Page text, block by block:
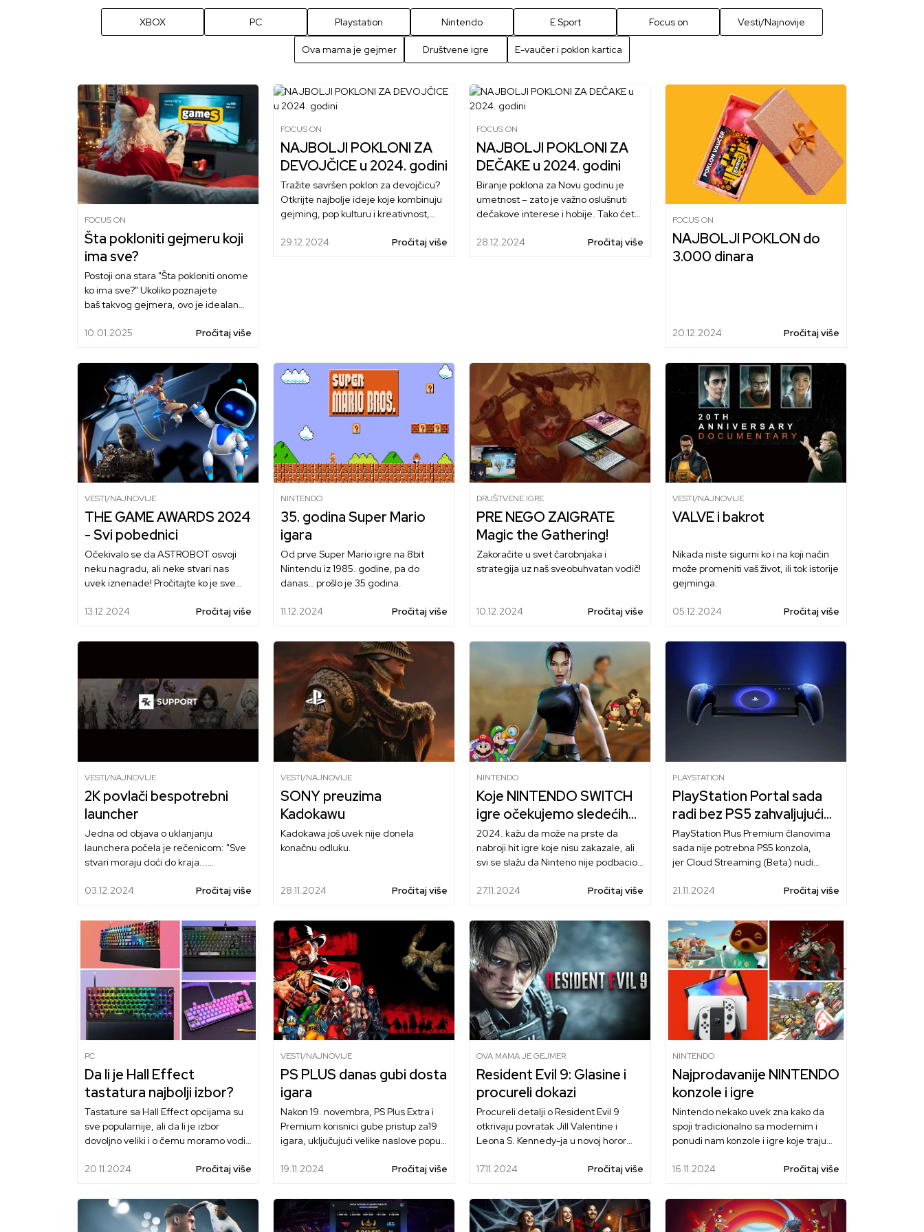
XBOX PC Playstation Nintendo E Sport Focus on Vesti/Najnovije
Ova mama je gejmer Društvene igre E-vaučer i poklon kartica
FOCUS ON
Šta pokloniti gejmeru koji
ima sve?
Postoji ona stara "Šta pokloniti onome
ko ima sve?" Ukoliko poznajete
baš takvog gejmera, ovo je idealan
10.01.2025
Pročitaj više
FOCUS ON
NAJBOLJI POKLONI ZA
DEVOJČICE u 2024. godini
Tražite savršen poklon za devojčicu?
Otkrijte najbolje ideje koje kombinuju
gejming, pop kulturu i kreativnost,
izboru koji će zadovoljiti svaki interes i
29.12.2024 Pročitaj više
FOCUS ON
NAJBOLJI POKLONI ZA
DEČAKE u 2024. godini
Biranje poklona za Novu godinu je
umetnost – zato je važno oslušnuti
dečakove interese i hobije. Tako ćete
duže od praznika.
28.12.2024 Pročitaj više
FOCUS ON
NAJBOLJI POKLON do
3.000 dinara
20.12.2024 Pročitaj više
VESTI/NAJNOVIJE
THE GAME AWARDS 2024
- Svi pobednici
Očekivalo se da ASTROBOT osvoji
neku nagradu, ali neke stvari nas
uvek iznenade! Pročitajte ko je sve
13.12.2024
Pročitaj više
NINTENDO
35. godina Super Mario
igara
Od prve Super Mario igre na 8bit
Nintendu iz 1985. godine, pa do
danas… prošlo je 35 godina.
11.12.2024 Pročitaj više
DRUŠTVENE IGRE
PRE NEGO ZAIGRATE
Magic the Gathering!
Zakoračite u svet čarobnjaka i
strategija uz naš sveobuhvatan vodič!
10.12.2024 Pročitaj više
VESTI/NAJNOVIJE
VALVE i bakrot
Nikada niste sigurni ko i na koji način
može promeniti vaš život, ili tok istorije
gejminga.
05.12.2024 Pročitaj više
VESTI/NAJNOVIJE
2K povlači bespotrebni
launcher
Jedna od objava o uklanjanju
launchera počela je rečenicom: "Sve
stvari moraju doći do kraja...
03.12.2024
Pročitaj više
VESTI/NAJNOVIJE
SONY preuzima
Kadokawu
Kadokawa još uvek nije donela
konačnu odluku.
28.11.2024 Pročitaj više
NINTENDO
Koje NINTENDO SWITCH
igre očekujemo sledećih
par meseci?
2024. kažu da može na prste da
nabroji hit igre koje nisu zakazale, ali
svi se slažu da Ninteno nije podbacio.
očekujemo u sledećih par mesci-
27.11.2024 Pročitaj više
PLAYSTATION
PlayStation Portal sada
radi bez PS5 zahvaljujući
ažuriranju putem Cloud-a
PlayStation Plus Premium članovima
sada nije potrebna PS5 konzola,
jer Cloud Streaming (Beta) nudi
naslova.
21.11.2024 Pročitaj više
PC
Da li je Hall Effect
tastatura najbolji izbor?
Tastature sa Hall Effect opcijama su
sve popularnije, ali da li je izbor
dovoljno veliki i o čemu moramo voditi
od modela iz GameS ponude?
20.11.2024 Pročitaj više
VESTI/NAJNOVIJE
PS PLUS danas gubi dosta
igara
Nakon 19. novembra, PS Plus Extra i
Premium korisnici gube pristup za19
igara, uključujući velike naslove poput
Hearts. Ipak, PS Plus donosi nove igre
19.11.2024 Pročitaj više
OVA MAMA JE GEJMER
Resident Evil 9: Glasine i
procureli dokazi
Procureli detalji o Resident Evil 9
otkrivaju povratak Jill Valentine i
Leona S. Kennedy-ja u novoj horor
Fanovi se nadaju zvaničnoj najavi na
17.11.2024 Pročitaj više
NINTENDO
Najprodavanije NINTENDO
konzole i igre
Nintendo nekako uvek zna kako da
spoji tradicionalno sa modernim i
ponudi nam konzole i igre koje traju
16.11.2024
Pročitaj više